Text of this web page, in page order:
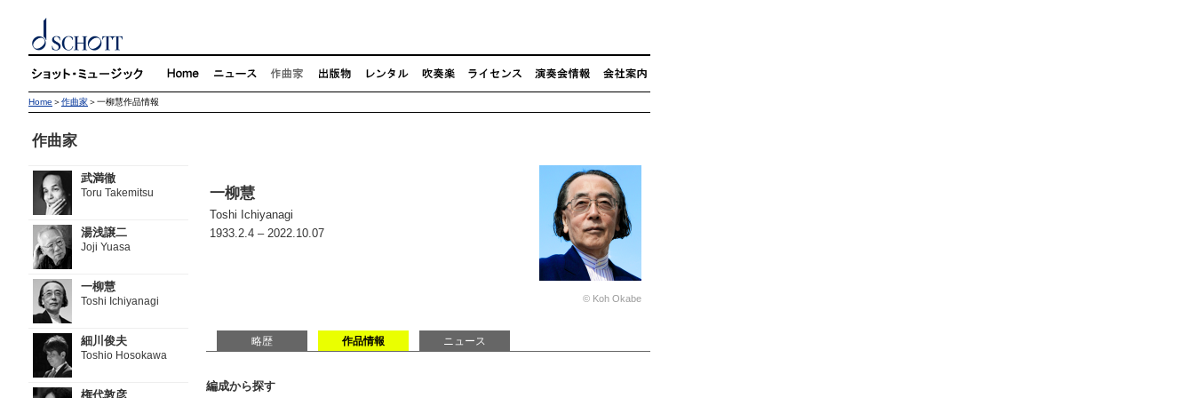
Home ＞作曲家＞一柳慧作品情報
作曲家
武満徹
Toru Takemitsu
湯浅譲二
Joji Yuasa
一柳慧
Toshi Ichiyanagi
細川俊夫
Toshio Hosokawa
権代敦彦
一柳慧
Toshi Ichiyanagi
1933.2.4 – 2022.10.07
© Koh Okabe
略歴 作品情報 ニュース
編成から探す